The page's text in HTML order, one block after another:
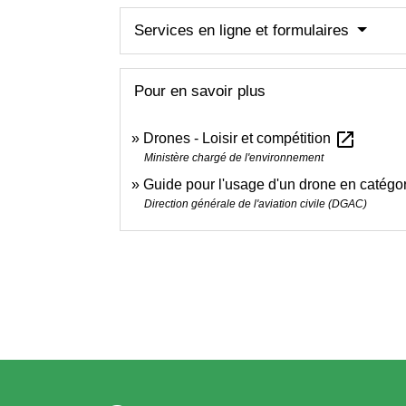
Services en ligne et formulaires
Pour en savoir plus
Drones - Loisir et compétition open_in_new
Ministère chargé de l'environnement
Guide pour l'usage d'un drone en
Direction générale de l'aviation civile (DGAC)